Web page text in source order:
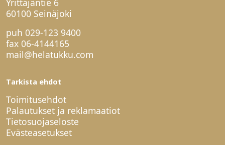
60100 Seinäjoki
puh 029-123 9400
fax 06-4144165
mail@helatukku.com
Tarkista ehdot
Toimitusehdot
Palautukset ja reklamaatiot
Tietosuojaseloste
Evästeasetukset